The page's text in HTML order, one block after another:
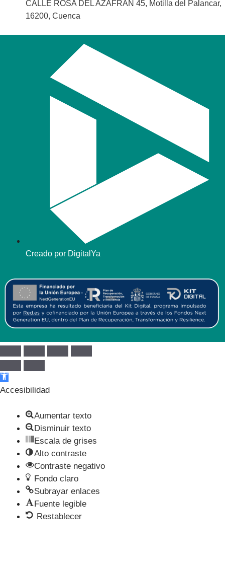
CALLE ROSA DEL AZAFRAN 45, Motilla del Palancar,
16200, Cuenca
Creado por DigitalYa
Abrir barra de herramientas
Accesibilidad
Aumentar texto
Disminuir texto
Escala de grises
Alto contraste
Contraste negativo
Fondo claro
Subrayar enlaces
Fuente legible
Restablecer